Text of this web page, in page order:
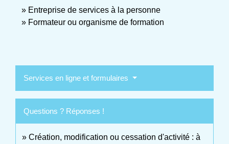
Entreprise de services à la personne
Formateur ou organisme de formation
Services en ligne et formulaires
Questions ? Réponses !
Création, modification ou cessation d'activité : à